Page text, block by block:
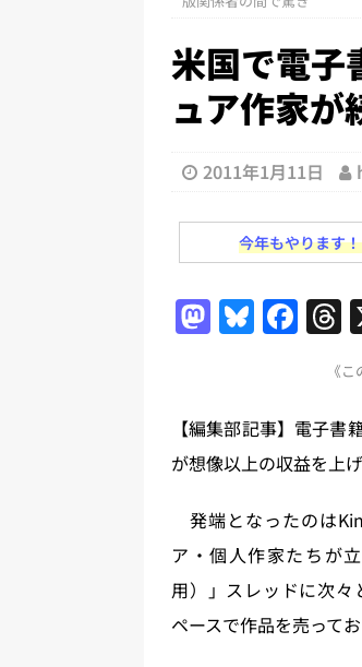
とめ＆コ
[ 2026年8
[ 2026年8
[ 2026年7
[ 2026年
[ 2026年7
とめ
[ 2026年8
ースまと
米国で電子
ュア作家が
2011年1月11日
今年もやります
M
o
d
n
Bl
s
k
F
e
b
o
k
T
a
d
《
【編集部記事】電子
が想像以上の収益を上
発端となったのは
ア・個人作家たちが
用）」スレッドに次
ペースで作品を売って